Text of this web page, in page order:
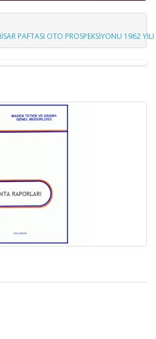
PAFTASI OTO PROSPEKSİYONU 1962